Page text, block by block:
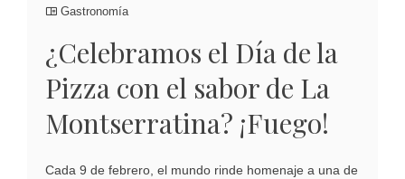
Gastronomía
¿Celebramos el Día de la
Pizza con el sabor de La
Montserratina? ¡Fuego!
Cada 9 de febrero, el mundo rinde homenaje a una de